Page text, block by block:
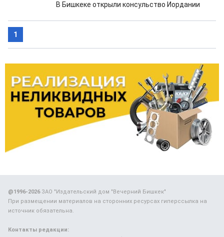
В Бишкеке открыли консульство Иордании
1
@1996-2026ЗАО "Издательский дом "Вечерний Бишкек"
При размещении материалов на сторонних ресурсах гиперссылка на
источник обязательна.
Контакты редакции: